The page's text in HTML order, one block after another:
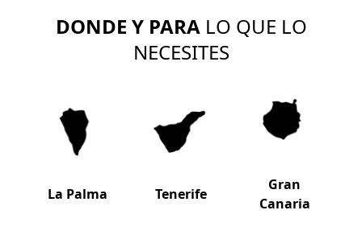
DONDE Y PARALO QUE LO
NECESITES
La Palma Tenerife
Gran
Canaria